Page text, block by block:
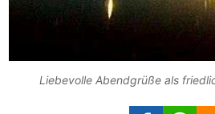
Liebevolle Abendgrüße als